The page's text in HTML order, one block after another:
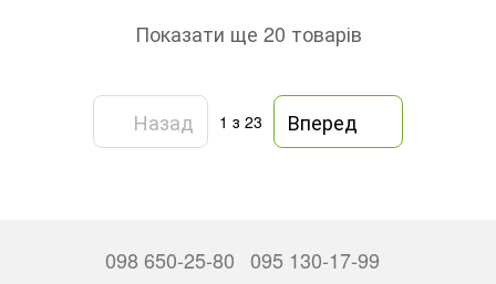
Показати ще 20 товарів
Назад 1 з 23 Вперед
098 650-25-80 095 130-17-99